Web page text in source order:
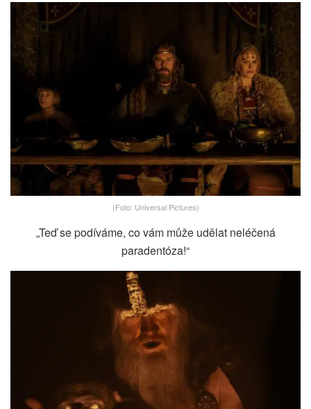
(Foto: Universal Pictures)
„Teď se podíváme, co vám může udělat neléčená
paradentóza!“